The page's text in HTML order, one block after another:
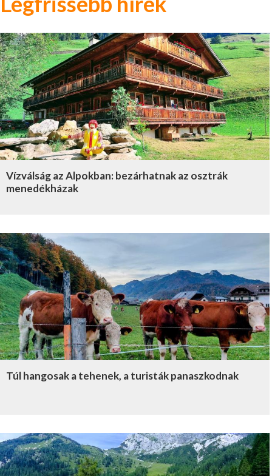
Vízválság az Alpokban: bezárhatnak az osztrák
menedékházak
Túl hangosak a tehenek, a turisták panaszkodnak